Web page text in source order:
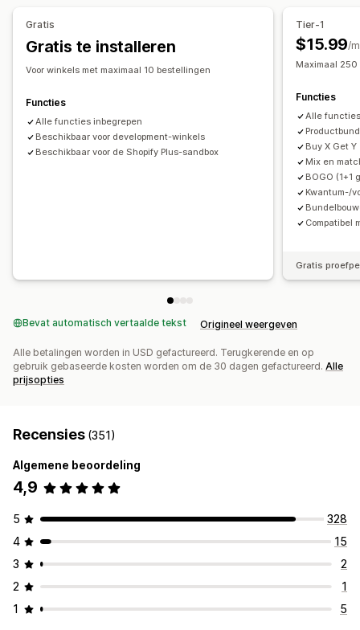
Prijzen die je kunt instellen
Forfaitaire kortingen
Twee voor de prijs van één
Groothandelsprijzen
Aangepaste prijzen
Dynamische prijzen
Bulkbewerking
Triggers en regels
Analytics
Gratis
Gratis te installeren
Voor winkels met maximaal 10 bestellingen
Functies
Alle functies inbegrepen
Beschikbaar voor development-winkels
Beschikbaar voor de Shopify Plus-sandbox
Tier-1
$15.99/
Maximaal
Functies
Alle
Buy X Get Y
Mix en
BOGO
Kwantum-/
Compatibel
Gratis
Bevat automatisch vertaalde tekst Origineel weergeven
Alle betalingen worden in USD gefactureerd. Terugkerende en op
gebruik gebaseerde kosten worden om de 30 dagen gefactureerd. Alle
prijsopties
Recensies (351)
Algemene beoordeling
4,9
5
328
4
15
3
2
2
1
1
5